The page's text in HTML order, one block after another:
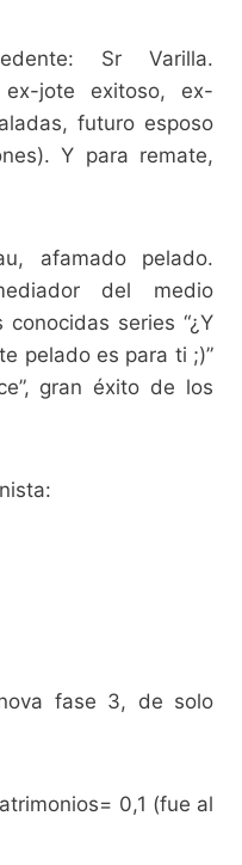
Sr Varilla.
jote exitoso, ex-
futuro esposo
Y para remate,
afamado pelado.
del medio
series “¿Y
pelado es para ti ;)”
gran éxito de los
fase 3, de solo
0,1 (fue al